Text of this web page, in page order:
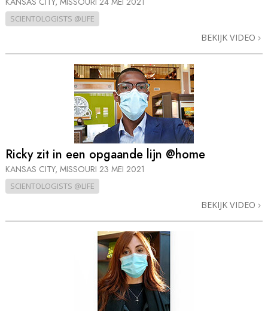
SCIENTOLOGISTS @LIFE
BEKIJK VIDEO
Ricky zit in een opgaande lijn @home
KANSAS CITY, MISSOURI 23 MEI 2021
SCIENTOLOGISTS @LIFE
BEKIJK VIDEO